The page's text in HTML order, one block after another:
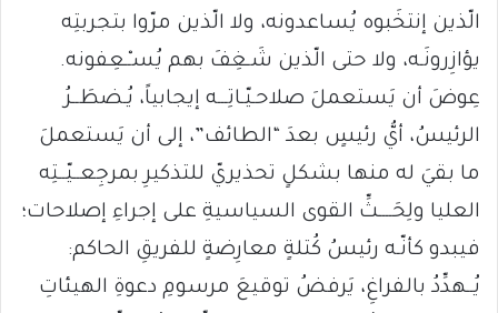
الّذين إنتخَبوه يُساعدونه، ولا الّذين مرّوا بتجربتِه
يؤازِرونَـه، ولا حتى الّذين شَـغِفَ بهم يُسـْـعِفونه.
عِوضَ أن يَستعملَ صلاحـيّـاتِـــه إيجابياً، يُـضطَــرُ
الرئيسُ، أيُّ رئيسٍ بعدَ “الطائف”، إلى أن يَستعملَ
ما بقيَ له منها بشكلٍ تحذيريّ للتذكيرِ بمرجِعــيّــتِه
العليا ولِحَــــثِّ القوى السياسيةِ على إجراءِ إصلاحات؛
فيبدو كأنّـه رئيسُ كُتلةٍ معارِضةٍ للفريقِ الحاكم:
يُــهدِّدُ بالفراغِ، يَرفضُ توقيعَ مرسومِ دعوةِ الهيئاتِ